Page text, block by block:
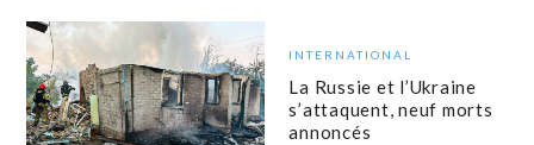
INTERNATIONAL
La Russie et l’Ukraine
s’attaquent, neuf morts
annoncés